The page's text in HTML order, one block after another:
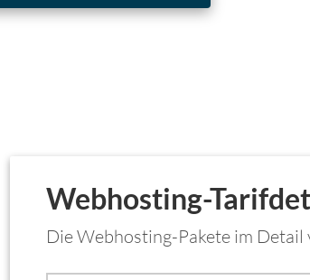
Webhosting-
Die Webhosting-Pakete im Detail